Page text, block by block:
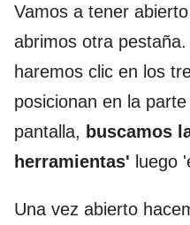
Vamos a tener
abrimos otra
haremos clic en los
posicionan en la
pantalla, buscamos
herramientas' luego
Una vez abierto